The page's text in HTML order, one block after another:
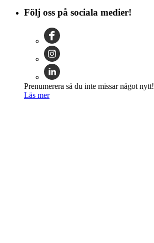
Följ oss på sociala medier!
Prenumerera så du inte missar något nytt!
Läs mer